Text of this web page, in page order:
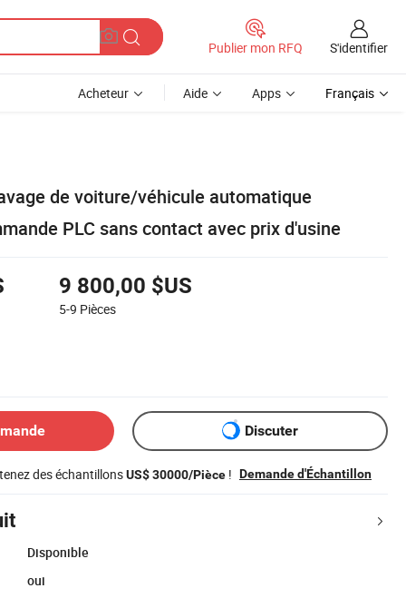
Publier mon RFQ S'identifier
Acheteur Aide Apps Français
de voiture/véhicule automatique
PLC sans contact avec prix d'usine
9 800,00 $US
5-9 Pièces
Discuter
des échantillonsUS$ 30000/Pièce ! Demande d'Échantillon
Disponible
oui